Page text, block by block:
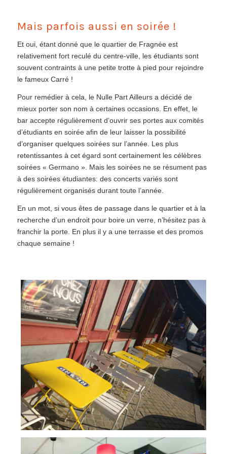
Mais parfois aussi en soirée !
Et oui, étant donné que le quartier de Fragnée est
relativement fort reculé du centre-ville, les étudiants sont
souvent contraints à une petite trotte à pied pour rejoindre
le fameux Carré !
Pour remédier à cela, le Nulle Part Ailleurs a décidé de
mieux porter son nom à certaines occasions. En effet, le
bar accepte régulièrement d’ouvrir ses portes aux comités
d’étudiants en soirée afin de leur laisser la possibilité
d’organiser quelques soirées sur l’année. Les plus
retentissantes à cet égard sont certainement les célèbres
soirées « Germano ». Mais les soirées ne se résument pas
à des soirées étudiantes: des concerts variés sont
régulièrement organisés durant toute l’année.
En un mot, si vous êtes de passage dans le quartier et à la
recherche d’un endroit pour boire un verre, n’hésitez pas à
franchir la porte. En plus il y a une terrasse et des promos
chaque semaine !